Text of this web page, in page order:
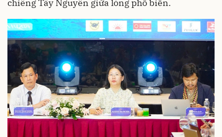
chiêng Tây Nguyên giữa lòng phố biển.